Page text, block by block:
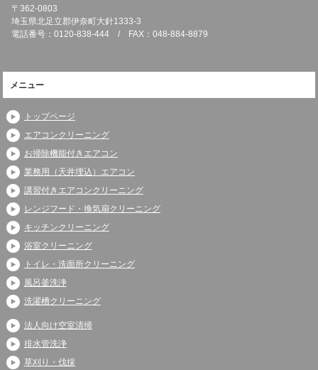
〒362-0803
埼玉県北足立郡伊奈町大針1333-3
電話番号：0120-838-444 / FAX：048-884-8879
メニュー
トップページ
エアコンクリーニング
お掃除機能付きエアコン
業務用（天井埋込）エアコン
講習付きエアコンクリーニング
レンジフード・換気扇クリーニング
キッチンクリーニング
浴室クリーニング
トイレ・洗面所クリーニング
風呂釜洗浄
洗濯槽クリーニング
法人向け空室清掃
排水管洗浄
草刈り・伐採